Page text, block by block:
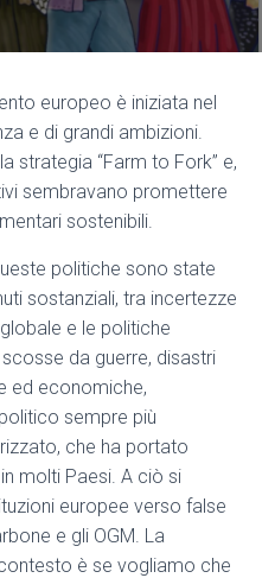
europeo è iniziata nel
e di grandi ambizioni.
strategia “Farm to Fork” e,
sembravano promettere
sostenibili.
politiche sono state
sostanziali, tra incertezze
e le politiche
da guerre, disastri
ed economiche,
sempre più
che ha portato
molti Paesi. A ciò si
europee verso false
e gli OGM. La
è se vogliamo che